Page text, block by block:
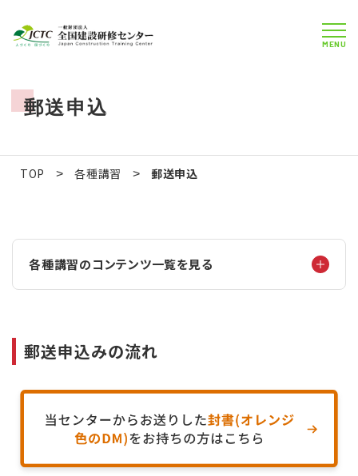
MENU
郵送申込
TOP > 各種講習 > 郵送申込
各種講習のコンテンツ一覧を見る
郵送申込みの流れ